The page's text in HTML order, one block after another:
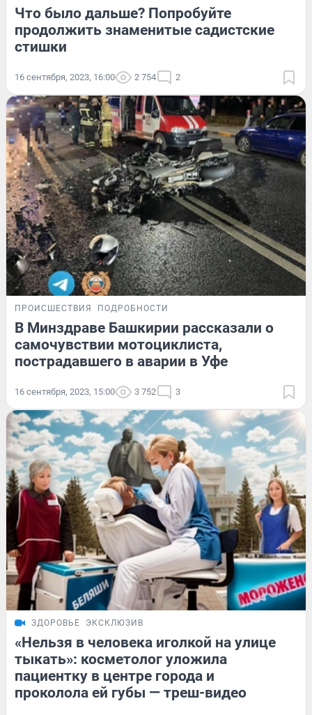
Что было дальше? Попробуйте
продолжить знаменитые садистские
стишки
16 сентября, 2023, 16:00 2 754 2
ПРОИСШЕСТВИЯ ПОДРОБНОСТИ
В Минздраве Башкирии рассказали о
самочувствии мотоциклиста,
пострадавшего в аварии в Уфе
16 сентября, 2023, 15:00 3 752 3
ЗДОРОВЬЕ ЭКСКЛЮЗИВ
«Нельзя в человека иголкой на улице
тыкать»: косметолог уложила
пациентку в центре города и
проколола ей губы — треш-видео